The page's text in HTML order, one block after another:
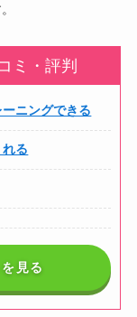
ミ・評判
ニングできる
る
見る